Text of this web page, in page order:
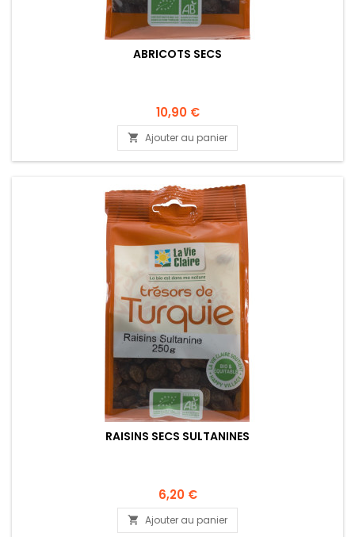
ABRICOTS SECS
10,90 €
 Ajouter au panier
RAISINS SECS SULTANINES
6,20 €
 Ajouter au panier